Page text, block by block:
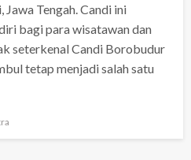
Tengah. Candi ini
bagi para wisatawan dan
seterkenal Candi Borobudur
tetap menjadi salah satu